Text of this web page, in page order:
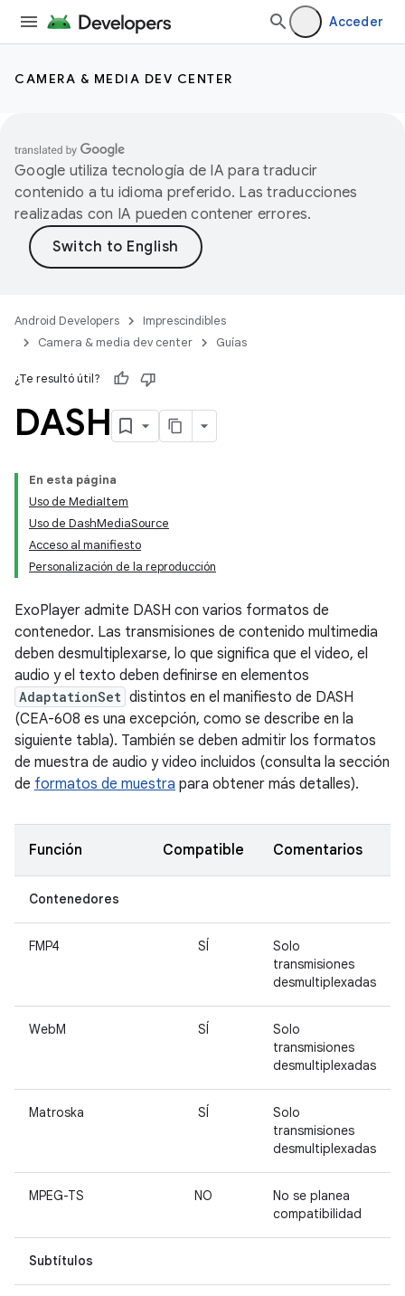
Acceder
CAMERA & MEDIA DEV CENTER
Google utiliza tecnología de IA para traducir
contenido a tu idioma preferido. Las traducciones
realizadas con IA pueden contener errores.
Android Developers
Imprescindibles
Camera & media dev center
Guías
¿Te resultó útil?
DASH
En esta página
Uso de MediaItem
Uso de DashMediaSource
Acceso al manifiesto
Personalización de la reproducción
ExoPlayer admite DASH con varios formatos de
contenedor. Las transmisiones de contenido multimedia
deben desmultiplexarse, lo que significa que el video, el
audio y el texto deben definirse en elementos
AdaptationSet distintos en el manifiesto de DASH
(CEA-608 es una excepción, como se describe en la
siguiente tabla). También se deben admitir los formatos
de muestra de audio y video incluidos (consulta la sección
de formatos de muestra para obtener más detalles).
Función Compatible Comentarios
Contenedores
FMP4 SÍ
Solo
transmisiones
desmultiplexadas
WebM SÍ
Solo
transmisiones
desmultiplexadas
Matroska SÍ
Solo
transmisiones
desmultiplexadas
MPEG-TS NO
No se planea
compatibilidad
Subtítulos